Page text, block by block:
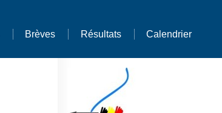
Brèves Résultats Calendrier